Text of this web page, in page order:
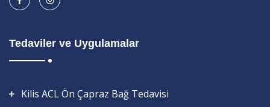
Tedaviler ve Uygulamalar
Kilis ACL Ön Çapraz Bağ Tedavisi